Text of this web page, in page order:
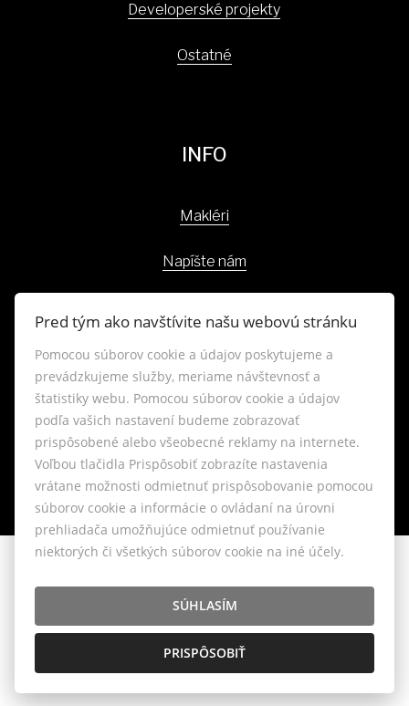
Developerské projekty
Ostatné
INFO
Makléri
Napíšte nám
Blog
Lokality
Nastavenie cookies
Belániková 6, Bratislava 841 04, E-mail: info@liviante.sk
Pred tým ako navštívite našu webovú stránku
Pomocou súborov cookie a údajov poskytujeme a
prevádzkujeme služby, meriame návštevnosť a
štatistiky webu. Pomocou súborov cookie a údajov
podľa vašich nastavení budeme zobrazovať
prispôsobené alebo všeobecné reklamy na internete.
Voľbou tlačidla Prispôsobiť zobrazíte nastavenia
vrátane možnosti odmietnuť prispôsobovanie pomocou
súborov cookie a informácie o ovládaní na úrovni
prehliadača umožňujúce odmietnuť používanie
niektorých či všetkých súborov cookie na iné účely.
SÚHLASÍM
PRISPÔSOBIŤ